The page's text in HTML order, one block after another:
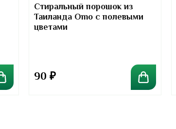
Стиральный порошок из
Таиланда Omo с полевыми
цветами
90 ₽